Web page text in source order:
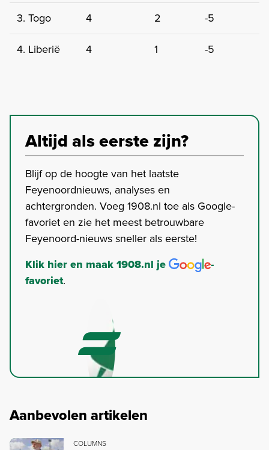
3. Togo 4 2
-5
4. Liberië
4 1 -5
Altijd als eerste zijn?
Blijf op de hoogte van het laatste
Feyenoordnieuws, analyses en
achtergronden. Voeg 1908.nl toe als Google-
favoriet en zie het meest betrouwbare
Feyenoord-nieuws sneller als eerste!
Klik hier en maak 1908.nl je
-
favoriet.
Aanbevolen artikelen
COLUMNS